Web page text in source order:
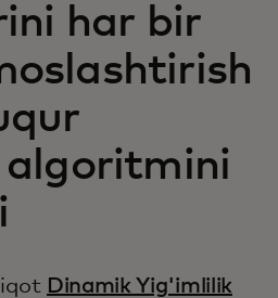
har bir
Dinamik Yig'imlilik